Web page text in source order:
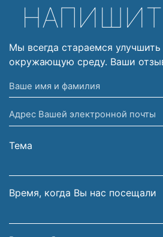
Мы всегда стараемся
окружающую среду. Ваши
Ваше
имя
и
фамилия
Адрес
Вашей
электронной
Тема
Время, когда Вы нас посещали